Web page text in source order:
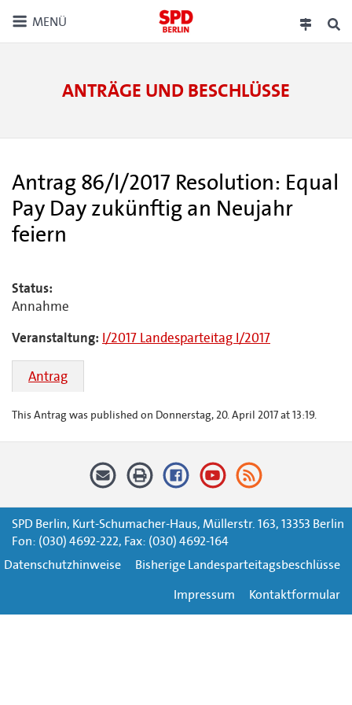
MENÜ
ANTRÄGE UND BESCHLÜSSE
Antrag 86/I/2017 Resolution: Equal
Pay Day zukünftig an Neujahr
feiern
Status:
Annahme
Veranstaltung: I/2017 Landesparteitag I/2017
Antrag
This Antrag was published on Donnerstag, 20. April 2017 at 13:19.
SPD Berlin, Kurt-Schumacher-Haus, Müllerstr. 163, 13353 Berlin
Fon: (030) 4692-222, Fax: (030) 4692-164
Datenschutzhinweise
Bisherige Landesparteitagsbeschlüsse
Impressum
Kontaktformular